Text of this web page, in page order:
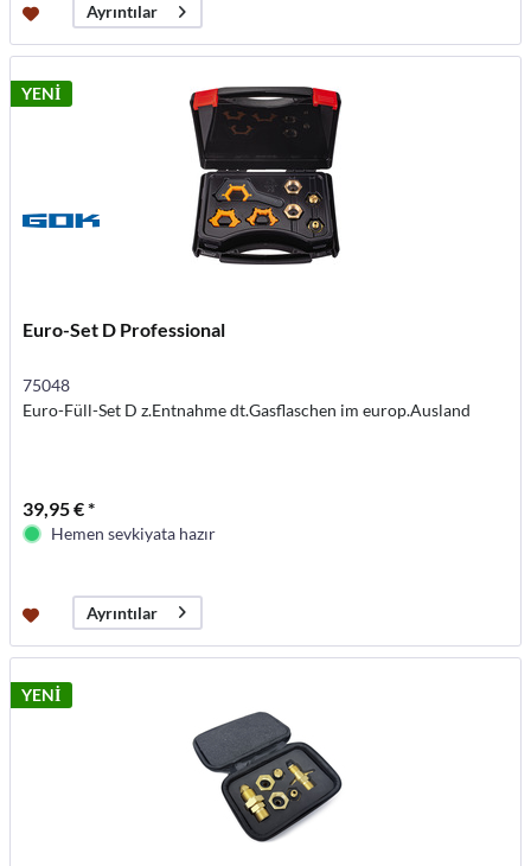
Ayrıntılar
YENİ
Euro-Set D Professional
75048
Euro-Füll-Set D z.Entnahme dt.Gasflaschen im europ.Ausland
39,95 € *
Hemen sevkiyata hazır
Ayrıntılar
YENİ